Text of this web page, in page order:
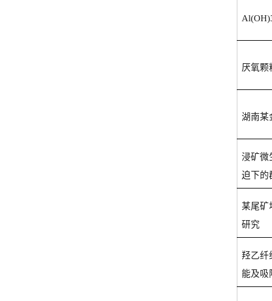
厌氧颗
湖南某
浸矿微
迫下的
某尾矿
研究
羟乙纤
能及吸